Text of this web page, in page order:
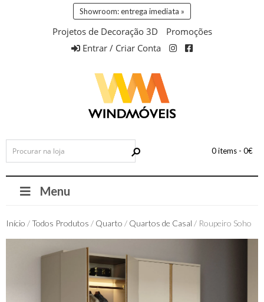
Showroom: entrega imediata »
Projetos de Decoração 3D
Promoções
Entrar / Criar Conta
0 items - 0€
Menu
Início /Todos Produtos / Quarto / Quartos de Casal / Roupeiro Soho